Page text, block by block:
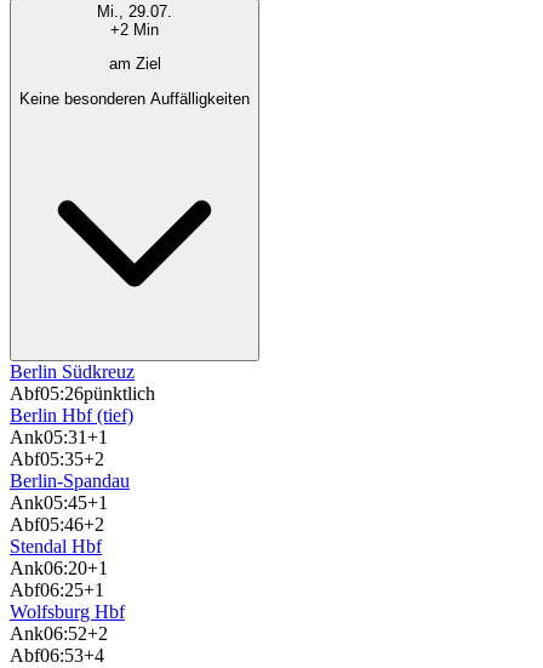
Mi., 29.07.
+2 Min
am Ziel
Keine besonderen Auffälligkeiten
Berlin Südkreuz
Abf05:26pünktlich
Berlin Hbf (tief)
Ank05:31+1
Abf05:35+2
Berlin-Spandau
Ank05:45+1
Abf05:46+2
Stendal Hbf
Ank06:20+1
Abf06:25+1
Wolfsburg Hbf
Ank06:52+2
Abf06:53+4